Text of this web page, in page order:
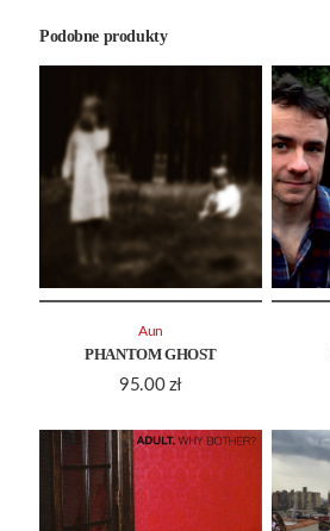
Podobne produkty
PHANTOM GHOST
95.00 zł
Aun